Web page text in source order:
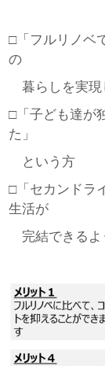
□「フルリノベ
の
暮らしを実現
□「子ども達が
た」
という方
□「セカンドラ
生活が
完結できるよ